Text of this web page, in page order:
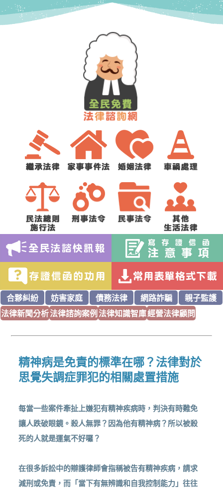
合夥糾紛 妨害家庭 債務法律 網路詐騙
親子監護
法律新聞分析法律諮詢案例法律知識智庫經營法律顧問
精神病是免責的標準在哪？法律對於
思覺失調症罪犯的相關處置措施
每當一些案件牽扯上嫌犯有精神疾病時，判決有時難免
讓人跌破眼鏡。殺人無罪？因為他有精神病？所以被殺
死的人就是運氣不好囉？
在很多訴訟中的辯護律師會指稱被告有精神疾病，請求
減刑或免責，而「當下有無辨識和自我控制能力」往往